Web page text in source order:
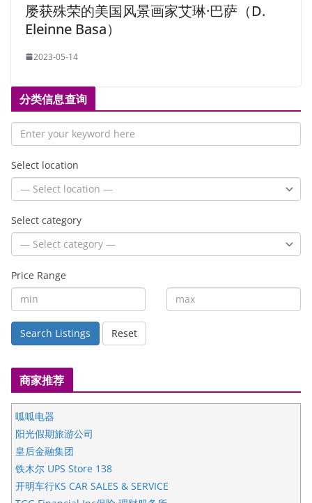
屡获殊荣的美国风景画家艾琳·巴萨（D.
Eleinne Basa）
2023-05-14
分类信息查询
Select location
Select category
Price Range
Search Listings Reset
商家推荐
呱呱电器
阳光假期旅游公司
皇后金融集团
铁木尔 UPS Store 138
开明车行KS CAR SALES & SERVICE